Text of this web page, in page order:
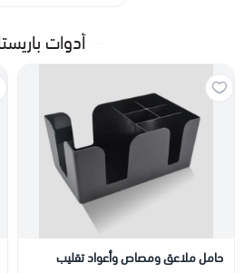
أدوات باريستا
حامل ملاعق ومصاص وأعواد تقليب